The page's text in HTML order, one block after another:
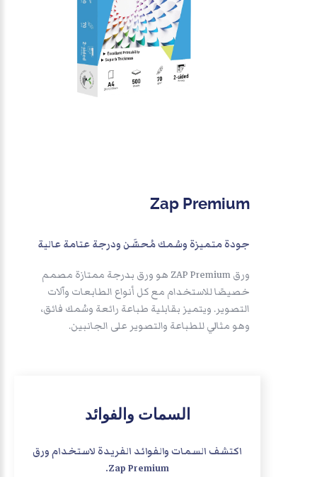
Zap Premium
جودة متميزة وسُمك مُحسَّن ودرجة عتامة عالية
ورق ZAP Premium هو ورق بدرجة ممتازة مصمم
خصيصًا للاستخدام مع كل أنواع الطابعات وآلات
التصوير. ويتميز بقابلية طباعة رائعة وسُمك فائق،
وهو مثالي للطباعة والتصوير على الجانبين.
السمات والفوائد
اكتشف السمات والفوائد الفريدة لاستخدام ورق
Zap Premium.